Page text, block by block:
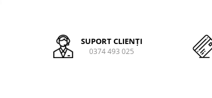
SUPORT CLIENȚI
0374 493 025